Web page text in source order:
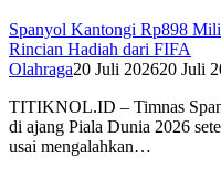
Spanyol Kantongi Rp898
Rincian Hadiah dari FIFA‎
Olahraga20 Juli 202620 Juli
TITIKNOL.ID – Timnas
di ajang Piala Dunia 2026
usai mengalahkan…